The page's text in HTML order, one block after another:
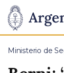
de
la
Pasar al
Ministerio de